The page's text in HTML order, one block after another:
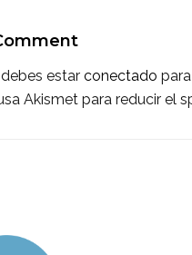
estar conectado
Akismet para reducir el